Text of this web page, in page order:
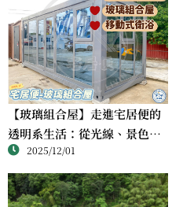
【玻璃組合屋】走進宅居便的
透明系生活：從光線、景色到
情緒，都被重新定義
2025/12/01